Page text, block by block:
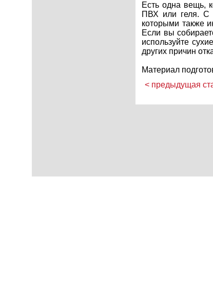
Есть одна вещь,
ПВХ или геля. С
которыми также
Если вы
используйте
других причин
Материал
< предыдущая